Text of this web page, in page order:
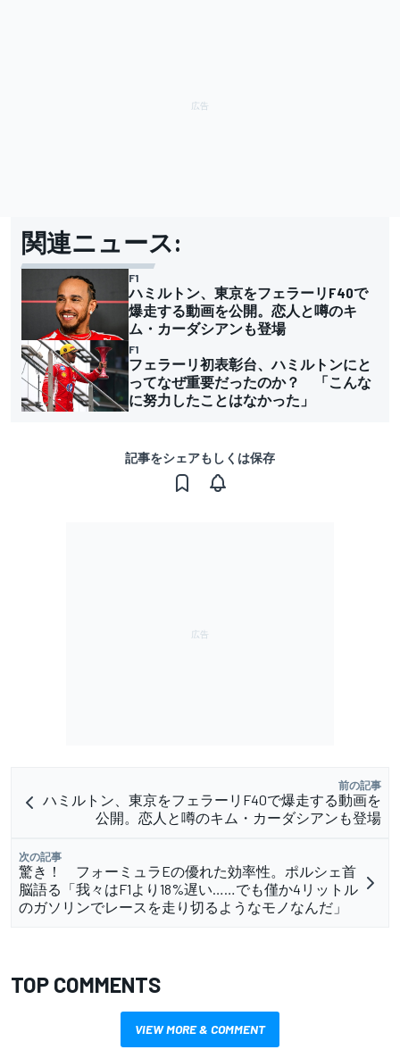
関連ニュース:
F1
ハミルトン、東京をフェラーリF40で
爆走する動画を公開。恋人と噂のキ
ム・カーダシアンも登場
F1
フェラーリ初表彰台、ハミルトンにと
ってなぜ重要だったのか？ 「こんな
に努力したことはなかった」
記事をシェアもしくは保存
前の記事
ハミルトン、東京をフェラーリF40で爆走する動画を
公開。恋人と噂のキム・カーダシアンも登場
次の記事
驚き！ フォーミュラEの優れた効率性。ポルシェ首
脳語る「我々はF1より18%遅い……でも僅か4リットル
のガソリンでレースを走り切るようなモノなんだ」
TOP COMMENTS
VIEW MORE & COMMENT